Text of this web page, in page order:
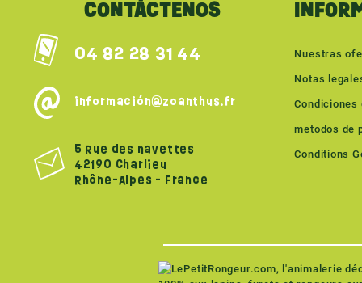
CONTÁCTENOS
04 82 28 31 44
información@zoanthus.fr
5 Rue des navettes
42190 Charlieu
Rhône-Alpes - France
Nuestras
Notas
Condiciones
metodos de
Conditions